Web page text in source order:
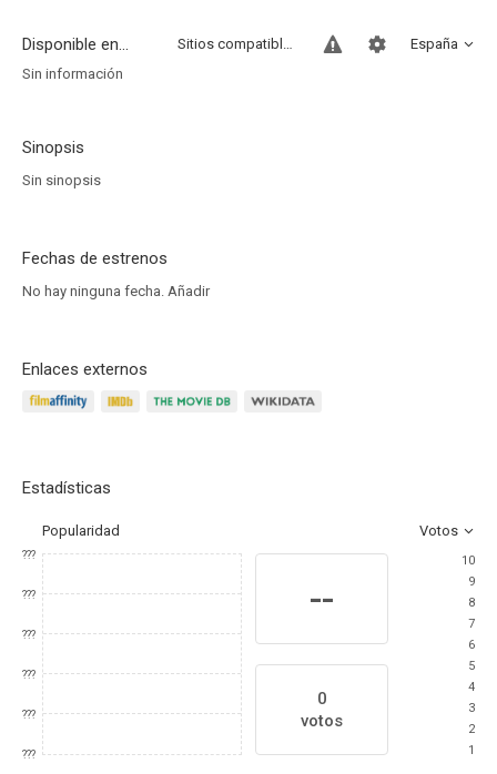
Disponible en... España
Sitios compatibles
Sin información
Sinopsis
Sin sinopsis
Fechas de estrenos
No hay ninguna fecha. Añadir
Enlaces externos
Estadísticas
Popularidad Votos
???
???
???
???
???
???
--
0
votos
10
9
8
7
6
5
4
3
2
1